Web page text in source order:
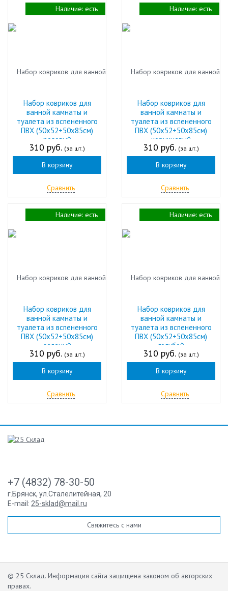
Набор ковриков для
ванной камнаты и
туалета из вспененного
ПВХ (50х52+50х85см)
розовый
310 руб. (за шт.)
В корзину
Сравнить
Наличие: есть
Набор ковриков для
ванной камнаты и
туалета из вспененного
ПВХ (50х52+50х85см)
коричневый
310 руб. (за шт.)
В корзину
Сравнить
Наличие: есть
Набор ковриков для
ванной камнаты и
туалета из вспененного
ПВХ (50х52+50х85см)
зеленый
310 руб. (за шт.)
В корзину
Сравнить
Наличие: есть
Набор ковриков для
ванной камнаты и
туалета из вспененного
ПВХ (50х52+50х85см)
голубой
310 руб. (за шт.)
В корзину
Сравнить
Наличие: есть
+7 (4832) 78-30-50
г.Брянск, ул.Сталелитейная, 20
E-mail: 25-sklad@mail.ru
Свяжитесь с нами
© 25 Склад. Информация сайта защищена законом об авторских
правах.